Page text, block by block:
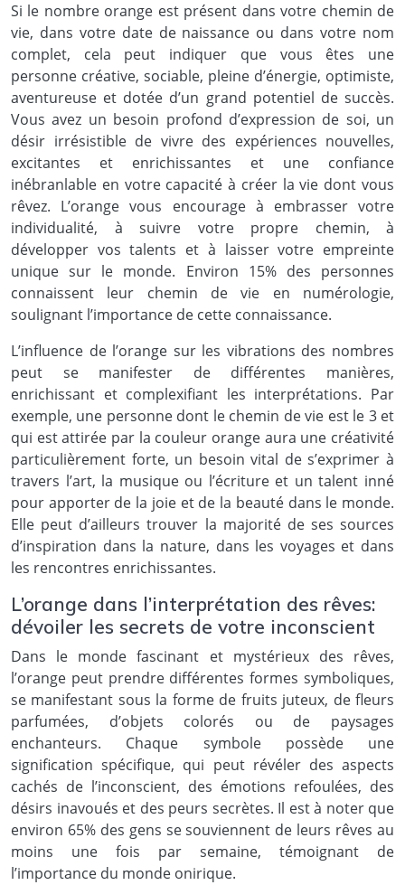
Si le nombre orange est présent dans votre chemin de
vie, dans votre date de naissance ou dans votre nom
complet, cela peut indiquer que vous êtes une
personne créative, sociable, pleine d’énergie, optimiste,
aventureuse et dotée d’un grand potentiel de succès.
Vous avez un besoin profond d’expression de soi, un
désir irrésistible de vivre des expériences nouvelles,
excitantes et enrichissantes et une confiance
inébranlable en votre capacité à créer la vie dont vous
rêvez. L’orange vous encourage à embrasser votre
individualité, à suivre votre propre chemin, à
développer vos talents et à laisser votre empreinte
unique sur le monde. Environ 15% des personnes
connaissent leur chemin de vie en numérologie,
soulignant l’importance de cette connaissance.
L’influence de l’orange sur les vibrations des nombres
peut se manifester de différentes manières,
enrichissant et complexifiant les interprétations. Par
exemple, une personne dont le chemin de vie est le 3 et
qui est attirée par la couleur orange aura une créativité
particulièrement forte, un besoin vital de s’exprimer à
travers l’art, la musique ou l’écriture et un talent inné
pour apporter de la joie et de la beauté dans le monde.
Elle peut d’ailleurs trouver la majorité de ses sources
d’inspiration dans la nature, dans les voyages et dans
les rencontres enrichissantes.
L’orange dans l’interprétation des rêves:
dévoiler les secrets de votre inconscient
Dans le monde fascinant et mystérieux des rêves,
l’orange peut prendre différentes formes symboliques,
se manifestant sous la forme de fruits juteux, de fleurs
parfumées, d’objets colorés ou de paysages
enchanteurs. Chaque symbole possède une
signification spécifique, qui peut révéler des aspects
cachés de l’inconscient, des émotions refoulées, des
désirs inavoués et des peurs secrètes. Il est à noter que
environ 65% des gens se souviennent de leurs rêves au
moins une fois par semaine, témoignant de
l’importance du monde onirique.